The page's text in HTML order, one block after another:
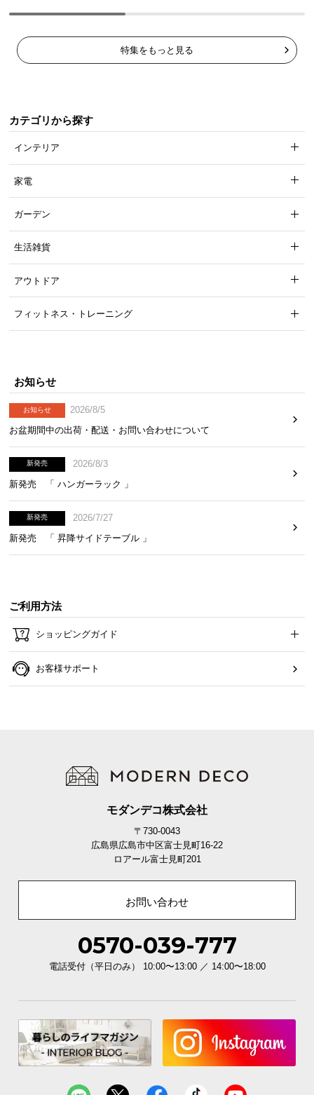
フラップ扉のガラスは赤外線を遮らないので、閉め
たままでもリモコン操作が可能です。
ゆっくり開閉の安全設計
金具はゆっくり開閉するソフトダウンステーを使
用。扉の重みで急に開いてしまうのを防ぎます。
たっぷり入る引き出し収納
CDなどの収納に役立つ引き出し。散らかりがちな小
物もまとめて収納できるサイズです。
150㎝タイプの内寸
奥行き
奥行き
約111.4㎝ 約32.5㎝ 約15.5㎝
スライドレールで開閉なめらか
たくさん収納すると重くなってしまいがちな引き出
しの開閉も、少しの力で簡単に行えます。
特集をもっと見る
カテゴリから探す
インテリア
家電
ガーデン
生活雑貨
アウトドア
フィットネス・トレーニング
お知らせ
お知らせ
2026/8/5
お盆期間中の出荷・配送・お問い合わせについて
新発売
2026/8/3
新発売 「 ハンガーラック 」
新発売
2026/7/27
新発売 「 昇降サイドテーブル 」
ご利用方法
ショッピングガイド
お客様サポート
モダンデコ株式会社
〒730-0043
広島県広島市中区富士見町16-22
ロアール富士見町201
お問い合わせ
0570-039-777
電話受付（平日のみ） 10:00〜13:00 ／ 14:00〜18:00